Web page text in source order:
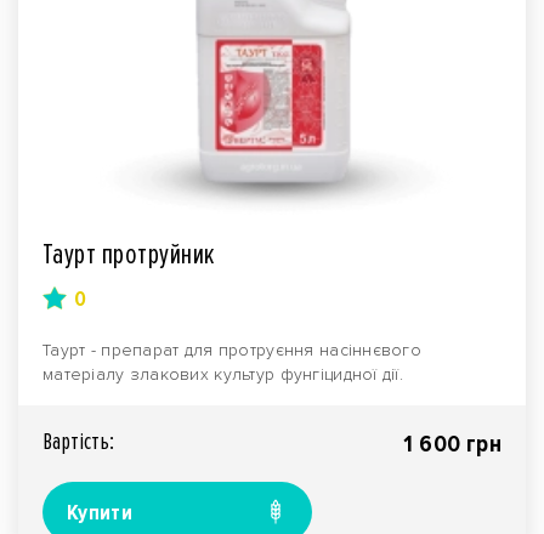
Таурт протруйник
0
Таурт - препарат для протруєння насіннєвого
матеріалу злакових культур фунгіцидної дії.
Вартiсть: 1 600 грн
Купити